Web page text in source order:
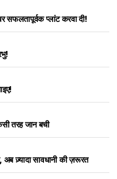
सफलतापूर्वक प्लांट करवा दी!
तरह जान बची
अब ज़्यादा सावधानी की ज़रूरत